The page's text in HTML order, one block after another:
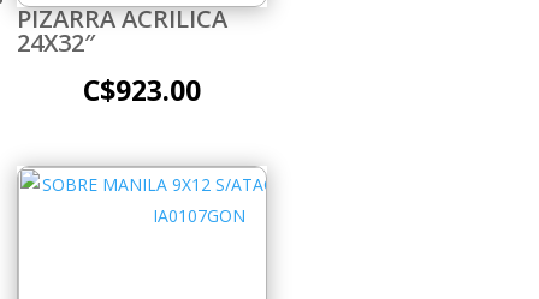
PIZARRA ACRILICA
24X32″
C$923.00